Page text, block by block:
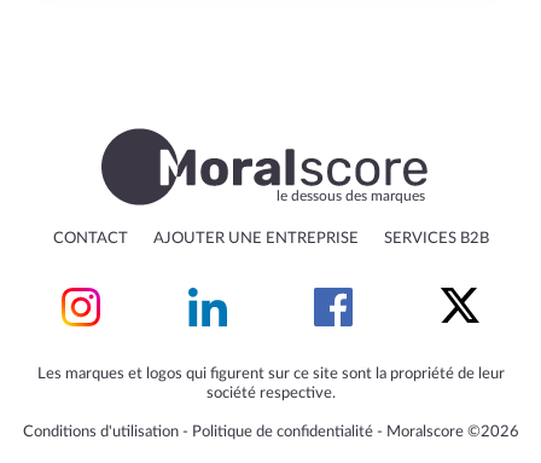
le dessous des marques
CONTACT AJOUTER UNE ENTREPRISE SERVICES B2B
Les marques et logos qui figurent sur ce site sont la propriété de leur
société respective.
Conditions d'utilisation‐ Politique de confidentialité‐ Moralscore ©2026